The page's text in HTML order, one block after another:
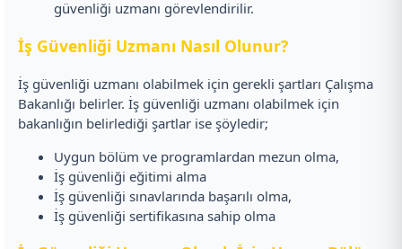
güvenliği uzmanı görevlendirilir.
İş Güvenliği Uzmanı Nasıl Olunur?
İş güvenliği uzmanı olabilmek için gerekli şartları Çalışma
Bakanlığı belirler. İş güvenliği uzmanı olabilmek için
bakanlığın belirlediği şartlar ise şöyledir;
Uygun bölüm ve programlardan mezun olma,
İş güvenliği eğitimi alma
İş güvenliği sınavlarında başarılı olma,
İş güvenliği sertifikasına sahip olma